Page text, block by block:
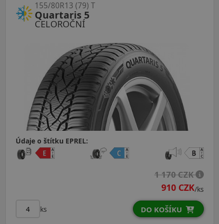
CELOROČNÍ
Quartaris 5
155/80R13 (79) T
Údaje o štítku EPREL:
1 170 CZK
910 CZK/ks
ks DO KOŠÍKU